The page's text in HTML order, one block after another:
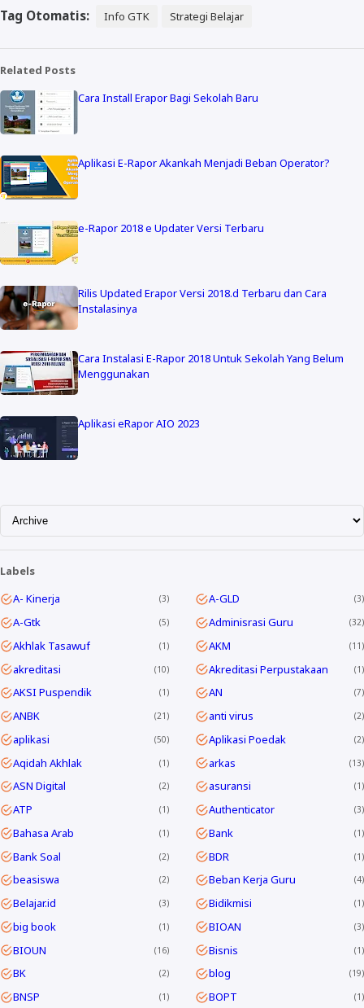
Tag Otomatis: Info GTK Strategi Belajar
Related Posts
Cara Install Erapor Bagi Sekolah Baru
Aplikasi E-Rapor Akankah Menjadi Beban Operator?
e-Rapor 2018 e Updater Versi Terbaru
Rilis Updated Erapor Versi 2018.d Terbaru dan Cara
Instalasinya
Cara Instalasi E-Rapor 2018 Untuk Sekolah Yang Belum
Menggunakan
Aplikasi eRapor AIO 2023
Labels
A- Kinerja
3 A-GLD 3
A-Gtk 5 Adminisrasi Guru 32
Akhlak Tasawuf 1 AKM 11
akreditasi 10 Akreditasi Perpustakaan 1
AKSI Puspendik 1 AN 7
ANBK 21 anti virus 2
aplikasi 50 Aplikasi Poedak 2
Aqidah Akhlak 1 arkas 13
ASN Digital 2 asuransi 1
ATP 1 Authenticator 3
Bahasa Arab 1 Bank 1
Bank Soal 2 BDR 1
beasiswa 2 Beban Kerja Guru 4
Belajar.id 3 Bidikmisi 1
big book 1 BIOAN 3
BIOUN 16 Bisnis 1
BK 2 blog 19
BNSP 1 BOPT 1